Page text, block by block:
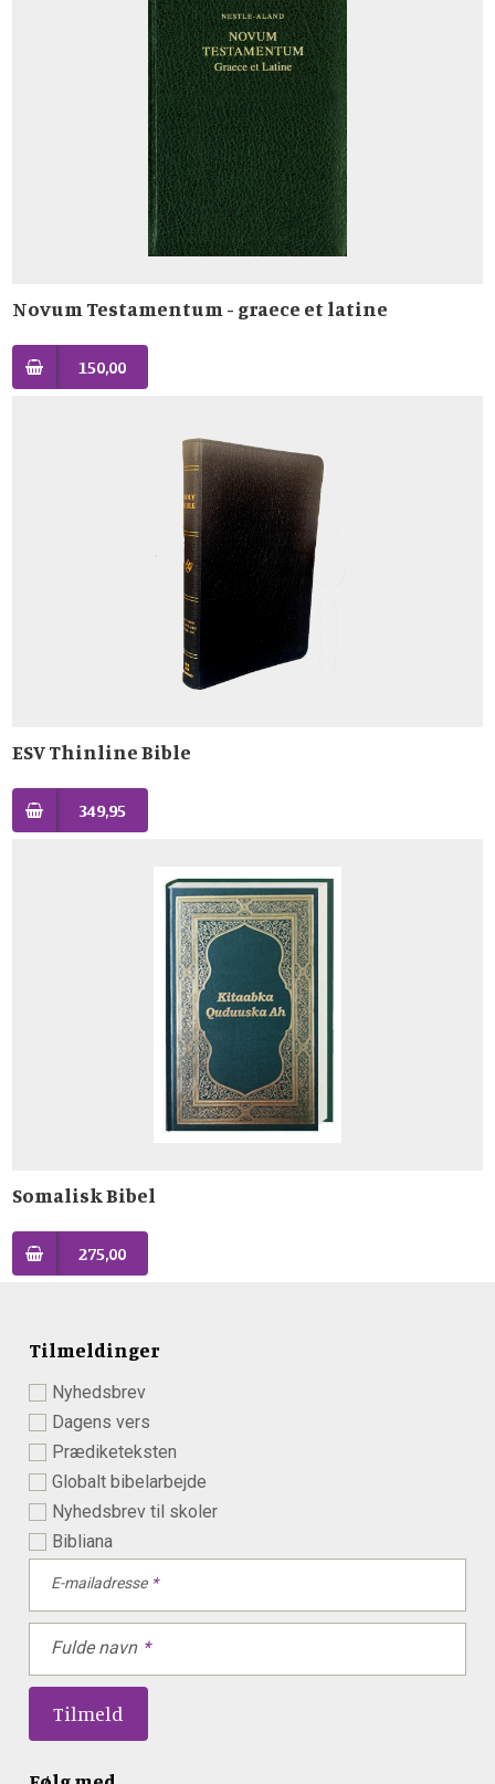
Novum Testamentum - graece et latine
150,00
ESV Thinline Bible
349,95
Somalisk Bibel
275,00
Tilmeldinger
Nyhedsbrev
Dagens vers
Prædiketeksten
Globalt bibelarbejde
Nyhedsbrev til skoler
Bibliana
E-mailadresse
Fulde navn